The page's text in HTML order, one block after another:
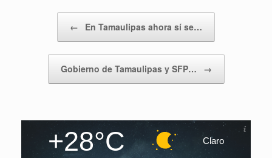
← En Tamaulipas ahora sí se…
Gobierno de Tamaulipas y SFP… →
+28°C Claro